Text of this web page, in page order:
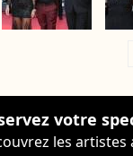
votre
les